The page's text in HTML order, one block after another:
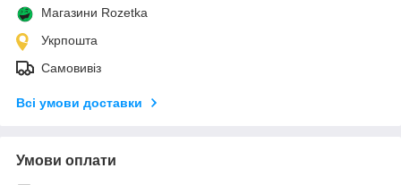
Магазини Rozetka
Укрпошта
Самовивіз
Всі умови доставки
Умови оплати